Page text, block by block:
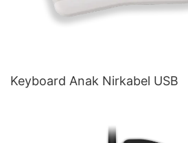
Keyboard Anak Nirkabel USB